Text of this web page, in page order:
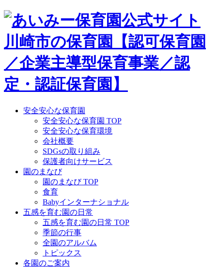
Skip
content
安全安心な保育園
安全安心な保育園 TOP
安全安心な保育環境
会社概要
SDGsの取り組み
保護者向けサービス
園のまなび
園のまなび TOP
食育
Babyインターナショナル
五感を育む園の日常
五感を育む園の日常 TOP
季節の行事
全園のアルバム
トピックス
各園のご案内